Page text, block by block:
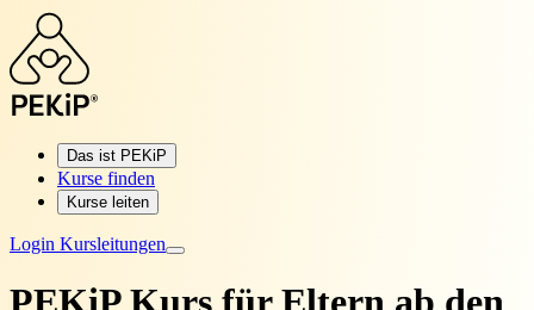
Das ist PEKiP
Kurse finden
Kurse leiten
Login Kursleitungen